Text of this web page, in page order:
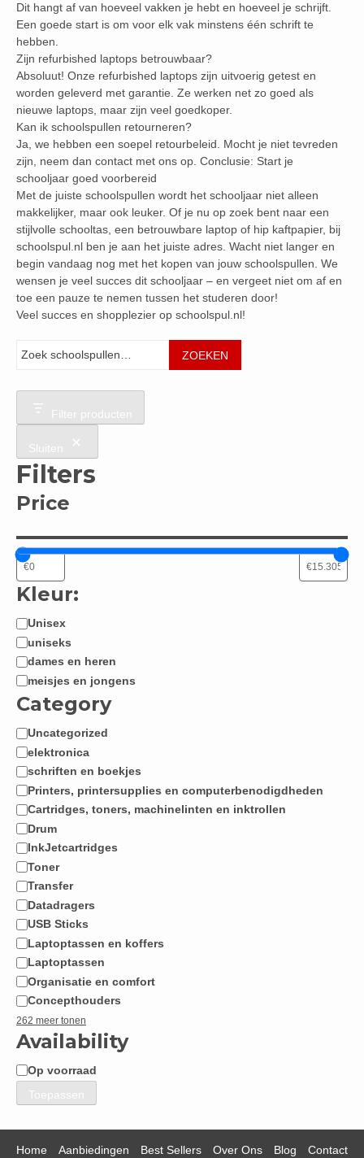
Dit hangt af van hoeveel vakken je hebt en hoeveel je schrijft.
Een goede start is om voor elk vak minstens één schrift te
hebben.
Zijn refurbished laptops betrouwbaar?
Absoluut! Onze refurbished laptops zijn uitvoerig getest en
worden geleverd met garantie. Ze werken net zo goed als
nieuwe laptops, maar zijn veel goedkoper.
Kan ik schoolspullen retourneren?
Ja, we hebben een soepel retourbeleid. Mocht je niet tevreden
zijn, neem dan contact met ons op. Conclusie: Start je
schooljaar goed voorbereid
Met de juiste schoolspullen wordt het schooljaar niet alleen
makkelijker, maar ook leuker. Of je nu op zoek bent naar een
stijlvolle schooltas, een betrouwbare laptop of hip kaftpapier, bij
schoolspul.nl ben je aan het juiste adres. Wacht niet langer en
begin vandaag nog met het kopen van jouw schoolspullen. We
wensen je veel succes dit schooljaar – en vergeet niet om af en
toe een pauze te nemen tussen het studeren door!
Veel succes en shopplezier op schoolspul.nl!
Zoeken
ZOEKEN
Filter producten
Sluiten
Filters
Price
Kleur:
Jongen
/
Meisje:
Unisex
uniseks
dames en heren
meisjes en jongens
Category
Categorie
Uncategorized
elektronica
schriften en boekjes
Printers, printersupplies en computerbenodigdheden
Cartridges, toners, machinelinten en inktrollen
Drum
InkJetcartridges
Toner
Transfer
Datadragers
USB Sticks
Laptoptassen en koffers
Laptoptassen
Organisatie en comfort
Concepthouders
262 meer tonen
Availability
Beschikbaarheid
Op voorraad
Toepassen
Home Aanbiedingen Best Sellers Over Ons Blog Contact